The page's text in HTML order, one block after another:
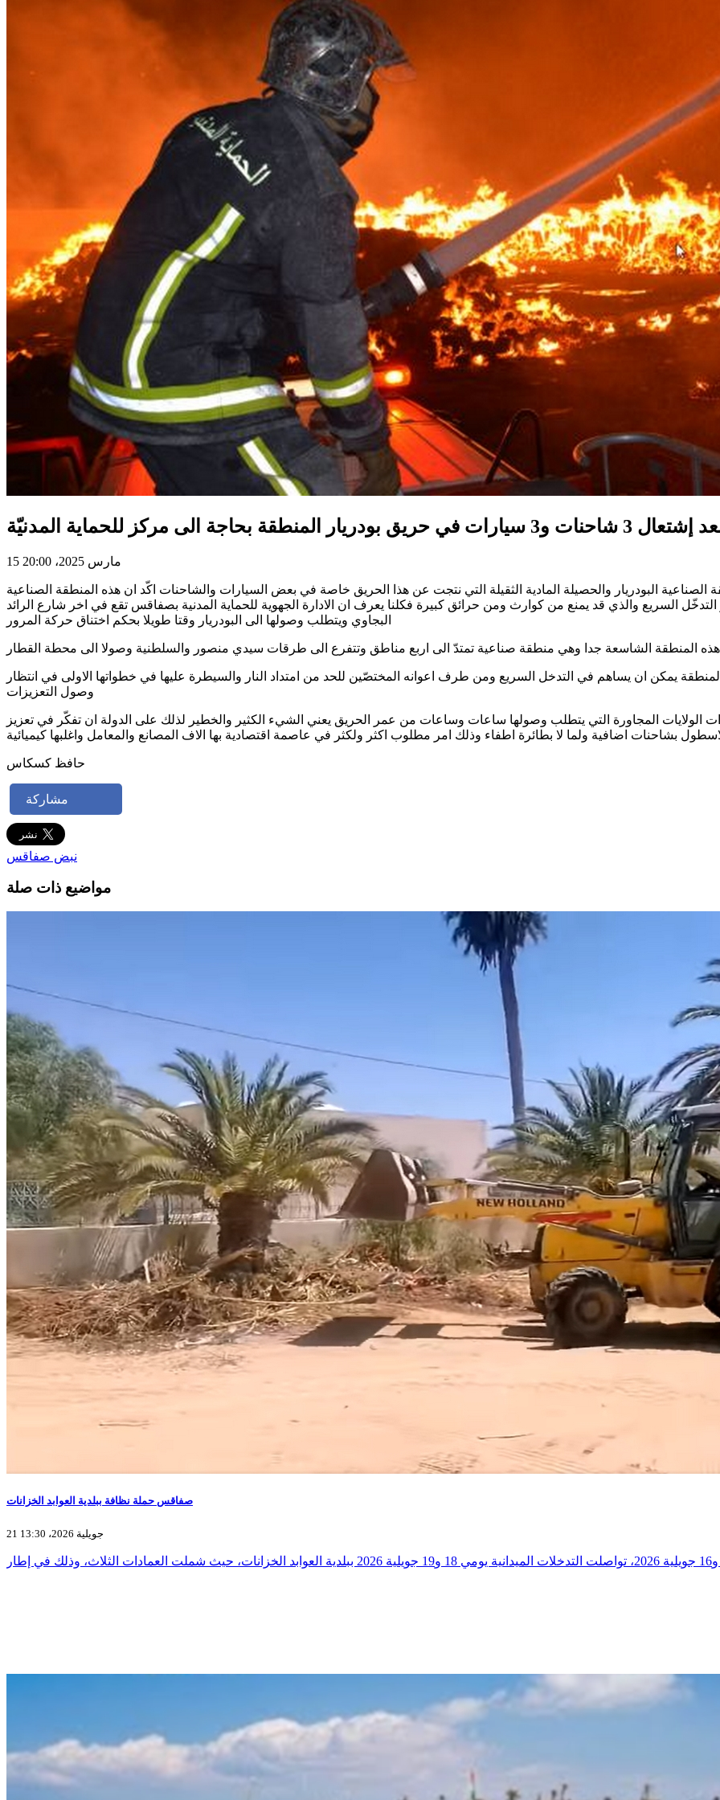
المنطقة بحاجة الى مركز للحماية المدنيّة
15 مارس 2025، 20:00
البودريار والحصيلة المادية الثقيلة التي نتجت عن هذا الحريق خاصة في بعض السيارات والشاحنات اكّد ان هذه المنطقة الصناعية
السريع والذي قد يمنع من كوارث ومن حرائق كبيرة فكلنا يعرف ان الادارة الجهوية للحماية المدنية بصفاقس تقع في اخر شارع الرائد
البجاوي ويتطلب وصولها الى البودريار وقتا طويلا بحكم اختناق حركة المرور
المنطقة الشاسعة جدا وهي منطقة صناعية تمتدّ الى اربع مناطق وتتفرع الى طرقات سيدي منصور والسلطنية وصولا الى محطة القطار
يمكن ان يساهم في التدخل السريع ومن طرف اعوانه المختصّين للحد من امتداد النار والسيطرة عليها في خطواتها الاولى في انتظار
وصول التعزيزات
المجاورة التي يتطلب وصولها ساعات وساعات من عمر الحريق يعني الشيء الكثير والخطير لذلك على الدولة ان تفكّر في تعزيز
بشاحنات اضافية ولما لا بطائرة اطفاء وذلك امر مطلوب اكثر ولكثر في عاصمة اقتصادية بها الاف المصانع والمعامل واغلبها كيميائية
حافظ كسكاس
مشاركة
نبض صفاقس
مواضيع ذات صلة
صفاقس حملة نظافة ببلدية العوابد الخزانات
21 جويلية 2026، 13:30